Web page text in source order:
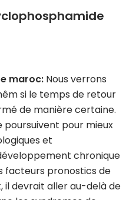
maroc: Nous verrons
si le temps de retour
de manière certaine.
poursuivent pour mieux
et
chronique
facteurs pronostics de
devrait aller au-delà de